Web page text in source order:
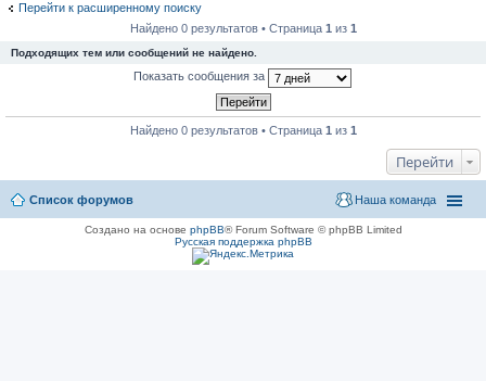
Перейти к расширенному поиску
Найдено 0 результатов • Страница 1 из 1
Подходящих тем или сообщений не найдено.
Показать сообщения за
Найдено 0 результатов • Страница 1 из 1
Перейти
Список форумов Наша команда
Создано на основе phpBB® Forum Software © phpBB Limited
Русская поддержка phpBB